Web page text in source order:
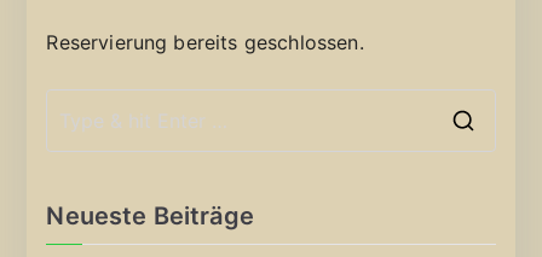
Reservierung bereits geschlossen.
Neueste Beiträge